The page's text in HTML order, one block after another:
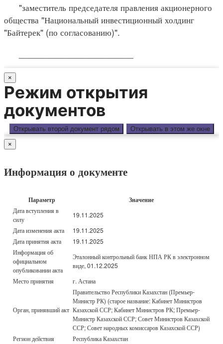
"заместитель председателя правления акционерного
общества "Национальный инвестиционный холдинг
"Байтерек" (по согласованию)".
×
Режим открытия
документов
Открывать второй документ рядом Открывать в этом же окне
×
Информация о документе
Параметр Значение
Дата вступления в
силу
19.11.2025
Дата изменения акта
19.11.2025
Дата принятия акта
19.11.2025
Информация об
официальном
опубликовании акта
Эталонный контрольный банк НПА РК в электронном
виде, 01.12.2025
Место принятия
г. Астана
Орган, принявший акт
Правительство Республики Казахстан (Премьер-
Министр РК) (старое название: Кабинет Министров
Казахской ССР; Кабинет Министров РК; Премьер-
Министр Казахской ССР; Совет Министров Казахской
ССР; Совет народных комиссаров Казахской ССР)
Регион действия
Республика Казахстан